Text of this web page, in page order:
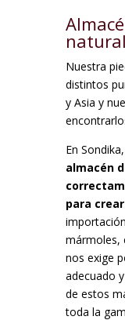
Nuestra
distintos
y Asia y
En
almacén
para
mármoles,
nos exige
adecuado
de estos
toda la